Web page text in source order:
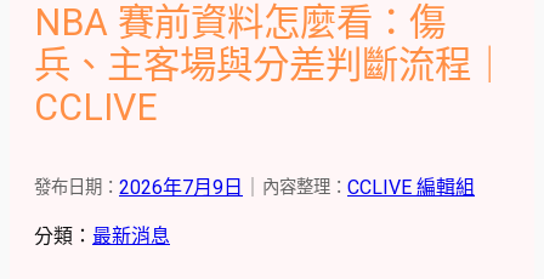
NBA 賽前資料怎麼看：傷
兵、主客場與分差判斷流程｜
CCLIVE
發布日期： 2026年7月9日 內容整理： CCLIVE 編輯組
分類： 最新消息